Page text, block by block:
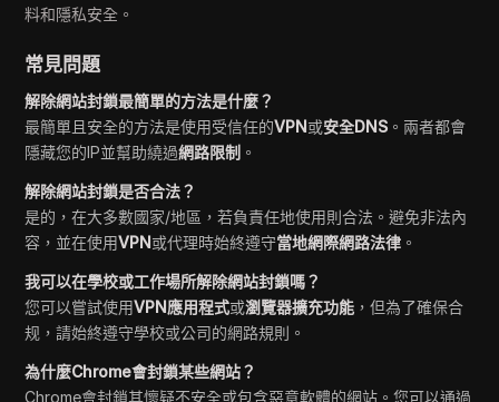
料和隱私安全。
常見問題
解除網站封鎖最簡單的方法是什麼？
最簡單且安全的方法是使用受信任的VPN或安全DNS 。兩者都會
隱藏您的IP並幫助繞過網路限制 。
解除網站封鎖是否合法？
是的，在大多數國家/地區，若負責任地使用則合法。避免非法內
容，並在使用VPN或代理時始終遵守當地網際網路法律 。
我可以在學校或工作場所解除網站封鎖嗎？
您可以嘗試使用VPN應用程式或瀏覽器擴充功能 ，但為了確保合
规，請始終遵守學校或公司的網路規則。
為什麼Chrome會封鎖某些網站？
Chrome會封鎖其懷疑不安全或包含惡意軟體的網站。您可以通過